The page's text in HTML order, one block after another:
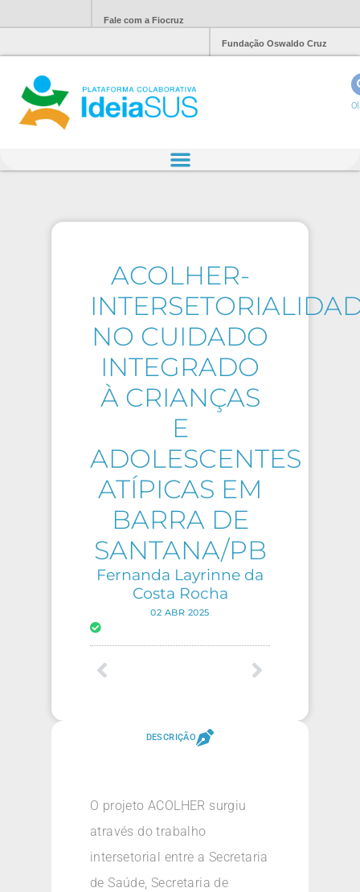
Fale com a Fiocruz
Fundação Oswaldo Cruz
ACOLHER-
NO CUIDADO
INTEGRADO
À CRIANÇAS
E
ADOLESCENTES
ATÍPICAS EM
BARRA DE
SANTANA/PB
Fernanda Layrinne da
Costa Rocha
02 ABR 2025
DESCRIÇÃO
O projeto ACOLHER surgiu
através do trabalho
intersetorial entre a Secretaria
de Saúde, Secretaria de